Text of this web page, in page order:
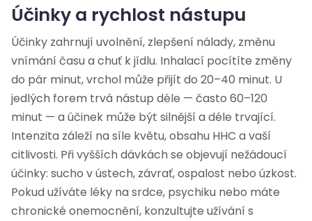
Účinky a rychlost nástupu
Účinky zahrnují uvolnění, zlepšení nálady, změnu
vnímání času a chuť k jídlu. Inhalací pocítíte změny
do pár minut, vrchol může přijít do 20–40 minut. U
jedlých forem trvá nástup déle — často 60–120
minut — a účinek může být silnější a déle trvající.
Intenzita záleží na síle květu, obsahu HHC a vaší
citlivosti. Při vyšších dávkách se objevují nežádoucí
účinky: sucho v ústech, závrať, ospalost nebo úzkost.
Pokud užíváte léky na srdce, psychiku nebo máte
chronické onemocnění, konzultujte užívání s